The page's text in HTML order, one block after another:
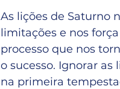
As lições de Saturno
limitações e nos
processo que nos
o sucesso. Ignorar
na primeira